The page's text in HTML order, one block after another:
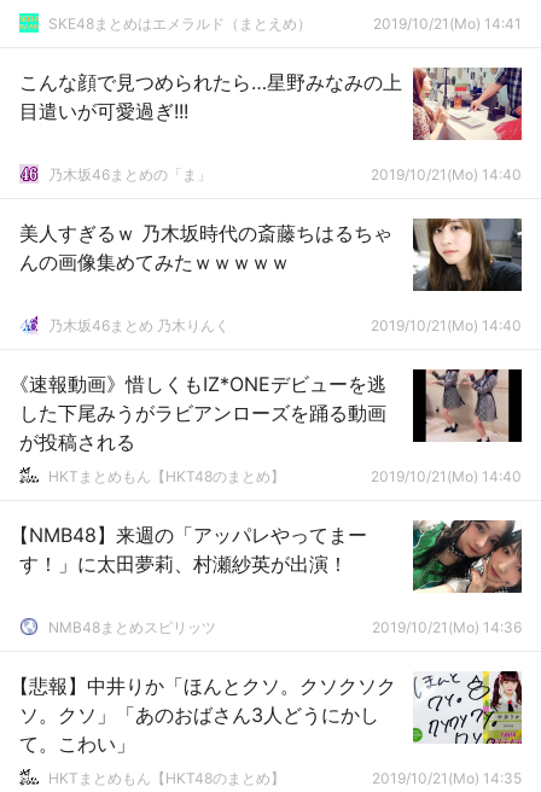
SKE48まとめはエメラルド（まとえめ） 2019/10/21(Mo) 14:41
こんな顔で見つめられたら…星野みなみの上
目遣いが可愛過ぎ!!!
乃木坂46まとめの「ま」 2019/10/21(Mo) 14:40
美人すぎるｗ 乃木坂時代の斎藤ちはるちゃ
んの画像集めてみたｗｗｗｗｗ
乃木坂46まとめ 乃木りんく 2019/10/21(Mo) 14:40
《速報動画》惜しくもIZ*ONEデビューを逃
した下尾みうがラビアンローズを踊る動画
が投稿される
HKTまとめもん【HKT48のまとめ】 2019/10/21(Mo) 14:40
【NMB48】来週の「アッパレやってまー
す！」に太田夢莉、村瀬紗英が出演！
NMB48まとめスピリッツ 2019/10/21(Mo) 14:36
【悲報】中井りか「ほんとクソ。クソクソク
ソ。クソ」「あのおばさん3人どうにかし
て。こわい」
HKTまとめもん【HKT48のまとめ】 2019/10/21(Mo) 14:35